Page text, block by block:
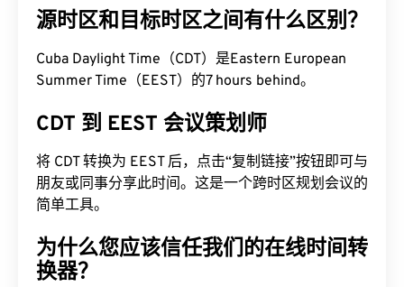
源时区和目标时区之间有什么区别？
Cuba Daylight Time（CDT）是Eastern European
Summer Time（EEST）的7 hours behind。
CDT 到 EEST 会议策划师
将 CDT 转换为 EEST 后，点击“复制链接”按钮即可与
朋友或同事分享此时间。这是一个跨时区规划会议的
简单工具。
为什么您应该信任我们的在线时间转
换器？